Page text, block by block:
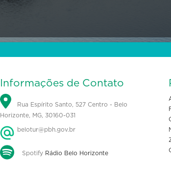
Informações de Contato
Rua Espírito Santo, 527 Centro - Belo
Horizonte, MG, 30160-031
belotur@pbh.gov.br
Spotify Rádio Belo Horizonte